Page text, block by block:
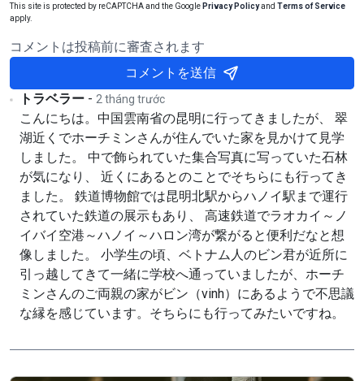
This site is protected by reCAPTCHA and the Google Privacy Policyand Terms of Service
apply.
コメントは投稿前に審査されます
コメントを送信
トラベラー- 2 tháng trước
こんにちは。中国雲南省の昆明に行ってきましたが、 翠
湖近くでホーチミンさんが住んでいた家を見かけて見学
しました。 中で飾られていた集合写真に写っていた石林
が気になり、 近くにあるとのことでそちらにも行ってき
ました。 鉄道博物館では昆明北駅からハノイ駅まで運行
されていた鉄道の展示もあり、 高速鉄道でラオカイ～ノ
イバイ空港～ハノイ～ハロン湾が繋がると便利だなと想
像しました。 小学生の頃、ベトナム人のビン君が近所に
引っ越してきて一緒に学校へ通っていましたが、ホーチ
ミンさんのご両親の家がビン（vinh）にあるようで不思議
な縁を感じています。そちらにも行ってみたいですね。